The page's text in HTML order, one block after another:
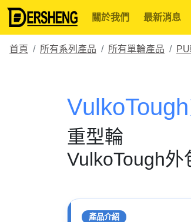
關於我們 最新消息
首頁 所有系列產品 所有單輪產品
VulkoTough
重型輪
VulkoTough
產品介紹